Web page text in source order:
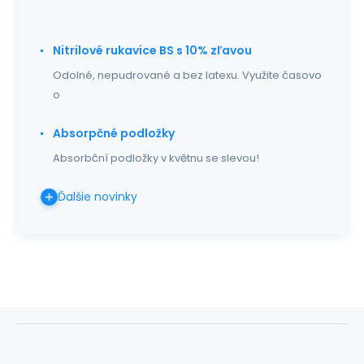
Nitrilové rukavice BS s 10% zľavou
Odolné, nepudrované a bez latexu. Využite časovo
o
Absorpčné podložky
Absorbční podložky v květnu se slevou!
Ďalšie novinky